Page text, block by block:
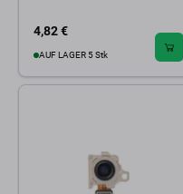
4,82 €
AUF LAGER 5 Stk